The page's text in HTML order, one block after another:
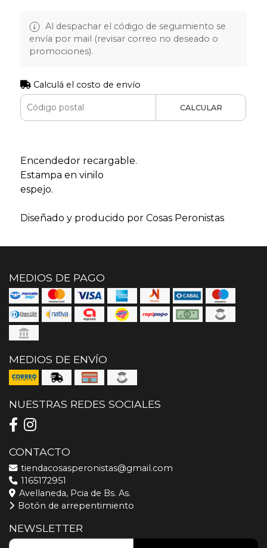
Al despachar el código de seguimiento se
envía por mail (revisar correo no deseado o
promociones).
Calculá el costo de envío
CALCULAR
Encendedor recargable.
Estampa en vinilo
espejo.
Diseñado y producido por Cosas Peronistas
MEDIOS DE PAGO
MEDIOS DE ENVÍO
NUESTRAS REDES SOCIALES
CONTACTO
tiendacosasperonistas@gmail.com
1165172951
Avellaneda, Pcia de Bs. As.
Botón de arrepentimiento
NEWSLETTER